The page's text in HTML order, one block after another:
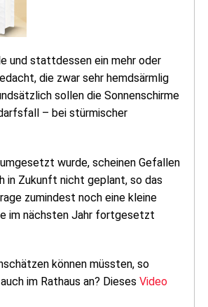
und stattdessen ein mehr oder
die zwar sehr hemdsärmlig
sollen die Sonnenschirme
– bei stürmischer
wurde, scheinen Gefallen
in Zukunft nicht geplant, so das
zumindest noch eine kleine
im nächsten Jahr fortgesetzt
können müssten, so
im Rathaus an? Dieses Video